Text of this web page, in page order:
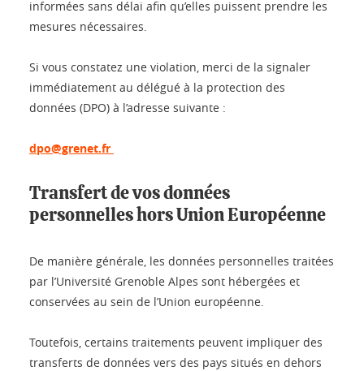
informées sans délai afin qu’elles puissent prendre les
mesures nécessaires.
Si vous constatez une violation, merci de la signaler
immédiatement au délégué à la protection des
données (DPO) à l’adresse suivante :
dpo@grenet.fr
Transfert de vos données
personnelles hors Union Européenne
De manière générale, les données personnelles traitées
par l’Université Grenoble Alpes sont hébergées et
conservées au sein de l’Union européenne.
Toutefois, certains traitements peuvent impliquer des
transferts de données vers des pays situés en dehors